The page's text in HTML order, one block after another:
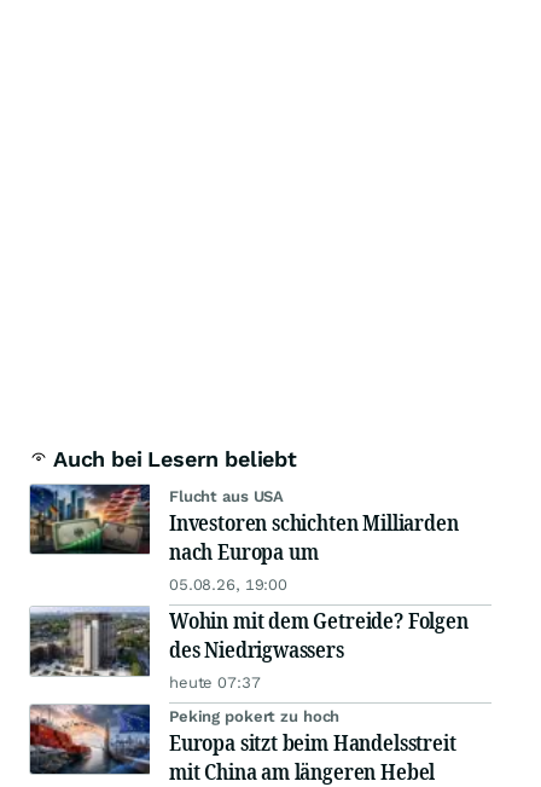
Auch bei Lesern beliebt
Flucht aus USA
Investoren schichten Milliarden
nach Europa um
05.08.26, 19:00
Wohin mit dem Getreide? Folgen
des Niedrigwassers
heute 07:37
Peking pokert zu hoch
Europa sitzt beim Handelsstreit
mit China am längeren Hebel